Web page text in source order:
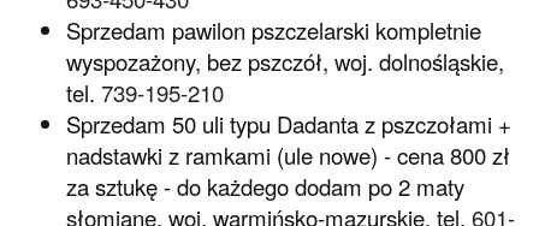
Sprzedam pawilon pszczelarski kompletnie
wyspozażony, bez pszczół, woj. dolnośląskie,
tel. 739-195-210
Sprzedam 50 uli typu Dadanta z pszczołami +
nadstawki z ramkami (ule nowe) - cena 800 zł
za sztukę - do każdego dodam po 2 maty
słomiane, woj. warmińsko-mazurskie, tel. 601-